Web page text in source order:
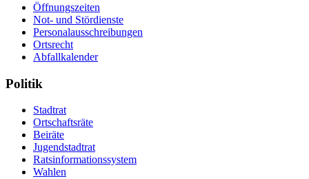
Öffnungszeiten
Not- und Stördienste
Personalausschreibungen
Ortsrecht
Abfallkalender
Politik
Stadtrat
Ortschaftsräte
Beiräte
Jugendstadtrat
Ratsinformationssystem
Wahlen